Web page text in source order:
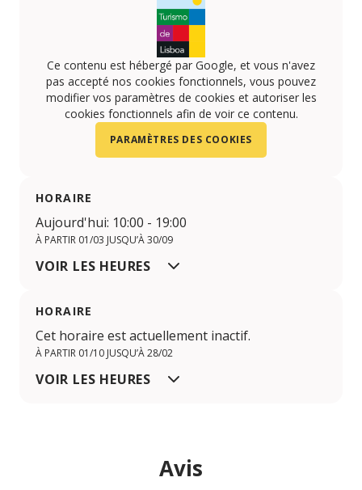
Ce contenu est hébergé par Google, et vous n'avez
pas accepté nos cookies fonctionnels, vous pouvez
modifier vos paramètres de cookies et autoriser les
cookies fonctionnels afin de voir ce contenu.
PARAMÈTRES DES COOKIES
HORAIRE
Aujourd'hui: 10:00 - 19:00
À PARTIR 01/03 JUSQU’À 30/09
VOIR LES HEURES
HORAIRE
Cet horaire est actuellement inactif.
À PARTIR 01/10 JUSQU’À 28/02
VOIR LES HEURES
Avis